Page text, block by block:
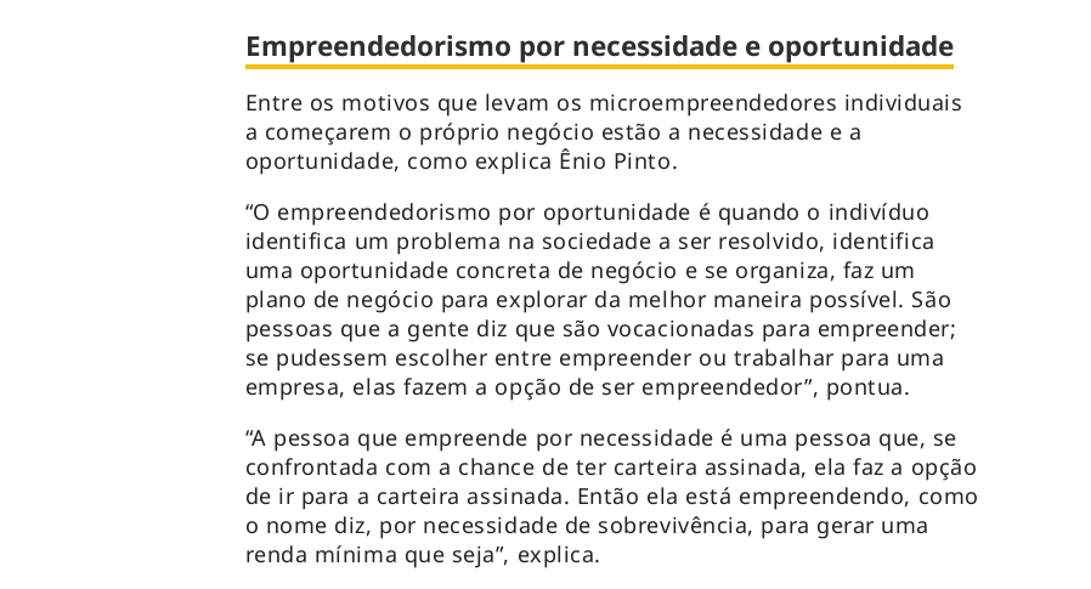
Empreendedorismo por necessidade e oportunidade
Entre os motivos que levam os microempreendedores individuais
a começarem o próprio negócio estão a necessidade e a
oportunidade, como explica Ênio Pinto.
“O empreendedorismo por oportunidade é quando o indivíduo
identifica um problema na sociedade a ser resolvido, identifica
uma oportunidade concreta de negócio e se organiza, faz um
plano de negócio para explorar da melhor maneira possível. São
pessoas que a gente diz que são vocacionadas para empreender;
se pudessem escolher entre empreender ou trabalhar para uma
empresa, elas fazem a opção de ser empreendedor”, pontua.
“A pessoa que empreende por necessidade é uma pessoa que, se
confrontada com a chance de ter carteira assinada, ela faz a opção
de ir para a carteira assinada. Então ela está empreendendo, como
o nome diz, por necessidade de sobrevivência, para gerar uma
renda mínima que seja”, explica.